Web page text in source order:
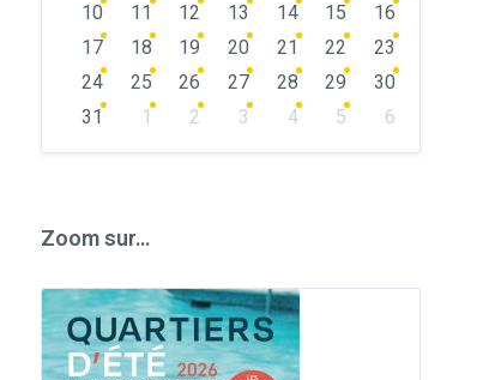
10
11 12 13 14 15
16
17
18 19 20 21 22
23
24
25 26 27 28 29
30
31
1 2 3 4 5
6
Zoom sur…